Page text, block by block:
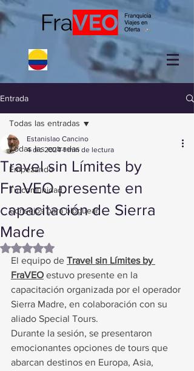
Entrada
Todas las entradas
Empezando
Tu comunidad
Consejos para bloguear
Todas las entradas
Travel sin Límites by
FraVEO presente en
capacitación de Sierra
Madre
Estanislao Cancino
4 dic 2024 1 min de lectura
Obtuvo NaN de 5 estrellas.
El equipo de Travel sin Límites by
FraVEO estuvo presente en la
capacitación organizada por el operador
Sierra Madre, en colaboración con su
aliado Special Tours.
Durante la sesión, se presentaron
emocionantes opciones de tours que
abarcan destinos en Europa, Asia,